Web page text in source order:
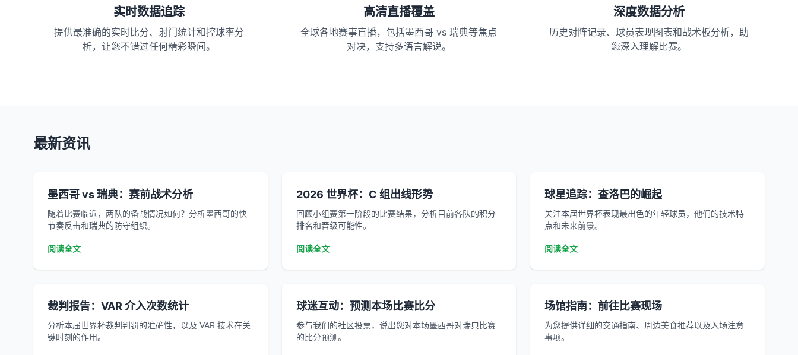
实时数据追踪
提供最准确的实时比分、射门统计和控球率分
析，让您不错过任何精彩瞬间。
高清直播覆盖
全球各地赛事直播，包括墨西哥 vs 瑞典等焦点
对决，支持多语言解说。
深度数据分析
历史对阵记录、球员表现图表和战术板分析，助
您深入理解比赛。
最新资讯
墨西哥 vs 瑞典：赛前战术分析
随着比赛临近，两队的备战情况如何？分析墨西哥的快
节奏反击和瑞典的防守组织。
阅读全文
2026 世界杯：C 组出线形势
回顾小组赛第一阶段的比赛结果，分析目前各队的积分
排名和晋级可能性。
阅读全文
球星追踪：查洛巴的崛起
关注本屆世界杯表现最出色的年轻球员，他们的技术特
点和未来前景。
阅读全文
裁判报告：VAR 介入次数统计
分析本届世界杯裁判判罚的准确性，以及 VAR 技术在关
键时刻的作用。
球迷互动：预测本场比赛比分
参与我们的社区投票，说出您对本场墨西哥对瑞典比赛
的比分预测。
场馆指南：前往比赛现场
为您提供详细的交通指南、周边美食推荐以及入场注意
事项。